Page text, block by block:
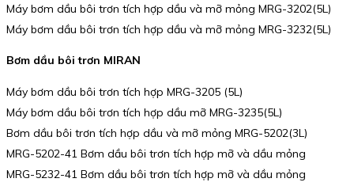
Máy bơm dầu bôi trơn tích hợp dầu và mỡ mỏng MRG-3202(5L)
Máy bơm dầu bôi trơn tích hợp dầu và mỡ mỏng MRG-3232(5L)
Bơm dầu bôi trơn MIRAN
Máy bơm dầu bôi trơn tích hợp MRG-3205 (5L)
Máy bơm dầu bôi trơn tích hợp dầu mỡ MRG-3235(5L)
Bơm dầu bôi trơn tích hợp dầu và mỡ mỏng MRG-5202(3L)
MRG-5202-41 Bơm dầu bôi trơn tích hợp mỡ và dầu mỏng
MRG-5232-41 Bơm dầu bôi trơn tích hợp mỡ và dầu mỏng